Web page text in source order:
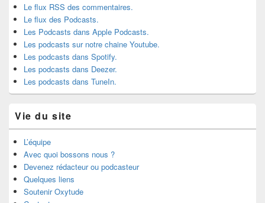
Le flux RSS des commentaires.
Le flux des Podcasts.
Les Podcasts dans Apple Podcasts.
Les podcasts sur notre chaine Youtube.
Les podcasts dans Spotify.
Les podcasts dans Deezer.
Les podcasts dans TuneIn.
Vie du site
L’équipe
Avec quoi bossons nous ?
Devenez rédacteur ou podcasteur
Quelques liens
Soutenir Oxytude